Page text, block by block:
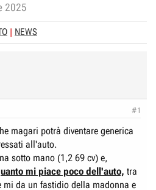
2025
NEWS
#1
magari potrà diventare generica
all'auto.
sotto mano (1,2 69 cv) e,
mi piace poco dell'auto, tra
mi da un fastidio della madonna e